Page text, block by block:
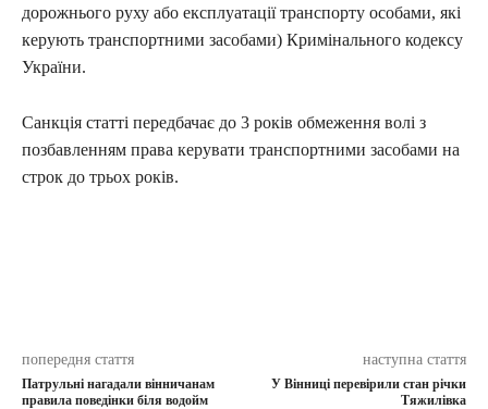
дорожнього руху або експлуатації транспорту особами, які
керують транспортними засобами) Кримінального кодексу
України.
Санкція статті передбачає до 3 років обмеження волі з
позбавленням права керувати транспортними засобами на
строк до трьох років.
попередня стаття
Патрульні нагадали вінничанам
правила поведінки біля водойм
наступна стаття
У Вінниці перевірили стан річки
Тяжилівка